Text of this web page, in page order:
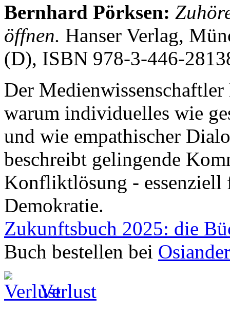
Bernhard Pörksen:
öffnen. Hanser Verlag,
(D), ISBN 978-3-446-
Der
warum individuelles wie
und wie empathischer
beschreibt gelingende
Konfliktlösung - essenziell
Demokratie.
Zukunftsbuch 2025: die
Buch bestellen bei
Verlust